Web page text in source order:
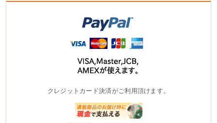
クレジットカード決済がご利用頂けます。